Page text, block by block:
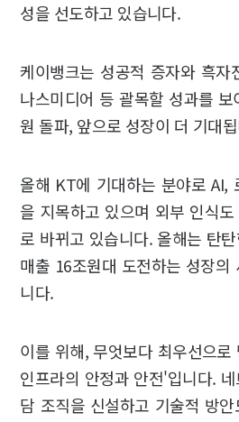
성을 선도하고 있습니다.
케이뱅크는 성공적 증자와 흑자
나스미디어 등 괄목할 성과를
원 돌파, 앞으로 성장이 더 기대
올해 KT에 기대하는 분야로 AI,
을 지목하고 있으며 외부 인식
로 바뀌고 있습니다. 올해는 탄
매출 16조원대 도전하는 성장의
니다.
이를 위해, 무엇보다 최우선으
인프라의 안정과 안전'입니다.
담 조직을 신설하고 기술적 방